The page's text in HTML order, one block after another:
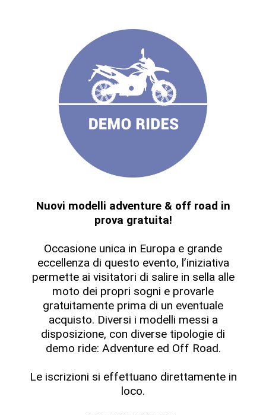
Nuovi modelli adventure & off road in
prova gratuita!
Occasione unica in Europa e grande
eccellenza di questo evento, l’iniziativa
permette ai visitatori di salire in sella alle
moto dei propri sogni e provarle
gratuitamente prima di un eventuale
acquisto. Diversi i modelli messi a
disposizione, con diverse tipologie di
demo ride: Adventure ed Off Road.
Le iscrizioni si effettuano direttamente in
loco.